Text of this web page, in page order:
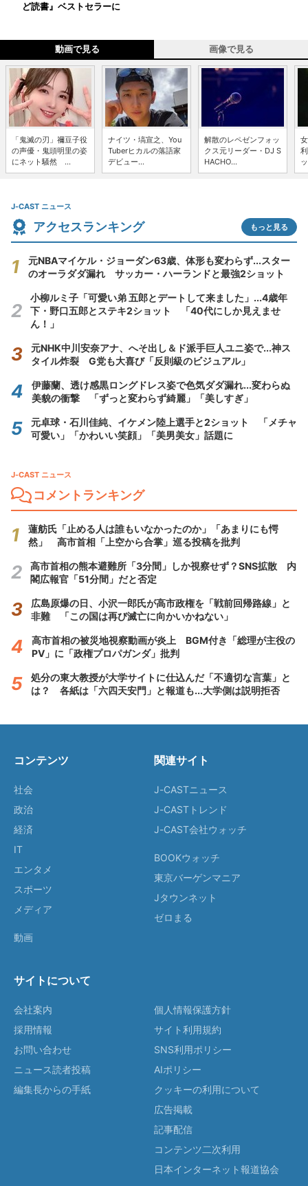
ど読書』ベストセラーに
動画で見る 画像で見る
「鬼滅の刃」禰豆子役
の声優・鬼頭明里の姿
にネット騒然 ...
ナイツ・塙宣之、You
Tuberヒカルの落語家
デビュー...
解散のレペゼンフォッ
クス元リーダー・DJ S
HACHO...
J-CAST ニュース
アクセスランキング もっと見る
元NBAマイケル・ジョーダン63歳、体形も変わらず...スター
のオーラダダ漏れ サッカー・ハーランドと最強2ショット
小柳ルミ子「可愛い弟 五郎とデートして来ました」...4歳年
下・野口五郎とステキ2ショット 「40代にしか見えませ
ん！」
元NHK中川安奈アナ、へそ出し＆ド派手巨人ユニ姿で...神ス
タイル炸裂 G党も大喜び「反則級のビジュアル」
伊藤蘭、透け感黒ロングドレス姿で色気ダダ漏れ...変わらぬ
美貌の衝撃 「ずっと変わらず綺麗」「美しすぎ」
元卓球・石川佳純、イケメン陸上選手と2ショット 「メチャ
可愛い」「かわいい笑顔」「美男美女」話題に
J-CAST ニュース
コメントランキング
蓮舫氏「止める人は誰もいなかったのか」「あまりにも愕
然」 高市首相「上空から合掌」巡る投稿を批判
高市首相の熊本避難所「3分間」しか視察せず？SNS拡散 内
閣広報官「51分間」だと否定
広島原爆の日、小沢一郎氏が高市政権を「戦前回帰路線」と
非難 「この国は再び滅亡に向かいかねない」
高市首相の被災地視察動画が炎上 BGM付き「総理が主役の
PV」に「政権プロパガンダ」批判
処分の東大教授が大学サイトに仕込んだ「不適切な言葉」と
は？ 各紙は「六四天安門」と報道も...大学側は説明拒否
コンテンツ
社会
政治
経済
IT
エンタメ
スポーツ
メディア
動画
関連サイト
J-CASTニュース
J-CASTトレンド
J-CAST会社ウォッチ
BOOKウォッチ
東京バーゲンマニア
Jタウンネット
ゼロまる
サイトについて
会社案内
採用情報
お問い合わせ
ニュース読者投稿
編集長からの手紙
個人情報保護方針
サイト利用規約
SNS利用ポリシー
AIポリシー
クッキーの利用について
広告掲載
記事配信
コンテンツ二次利用
日本インターネット報道協会